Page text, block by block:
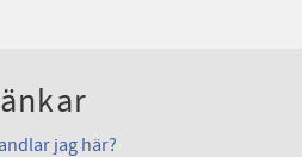
jag här?